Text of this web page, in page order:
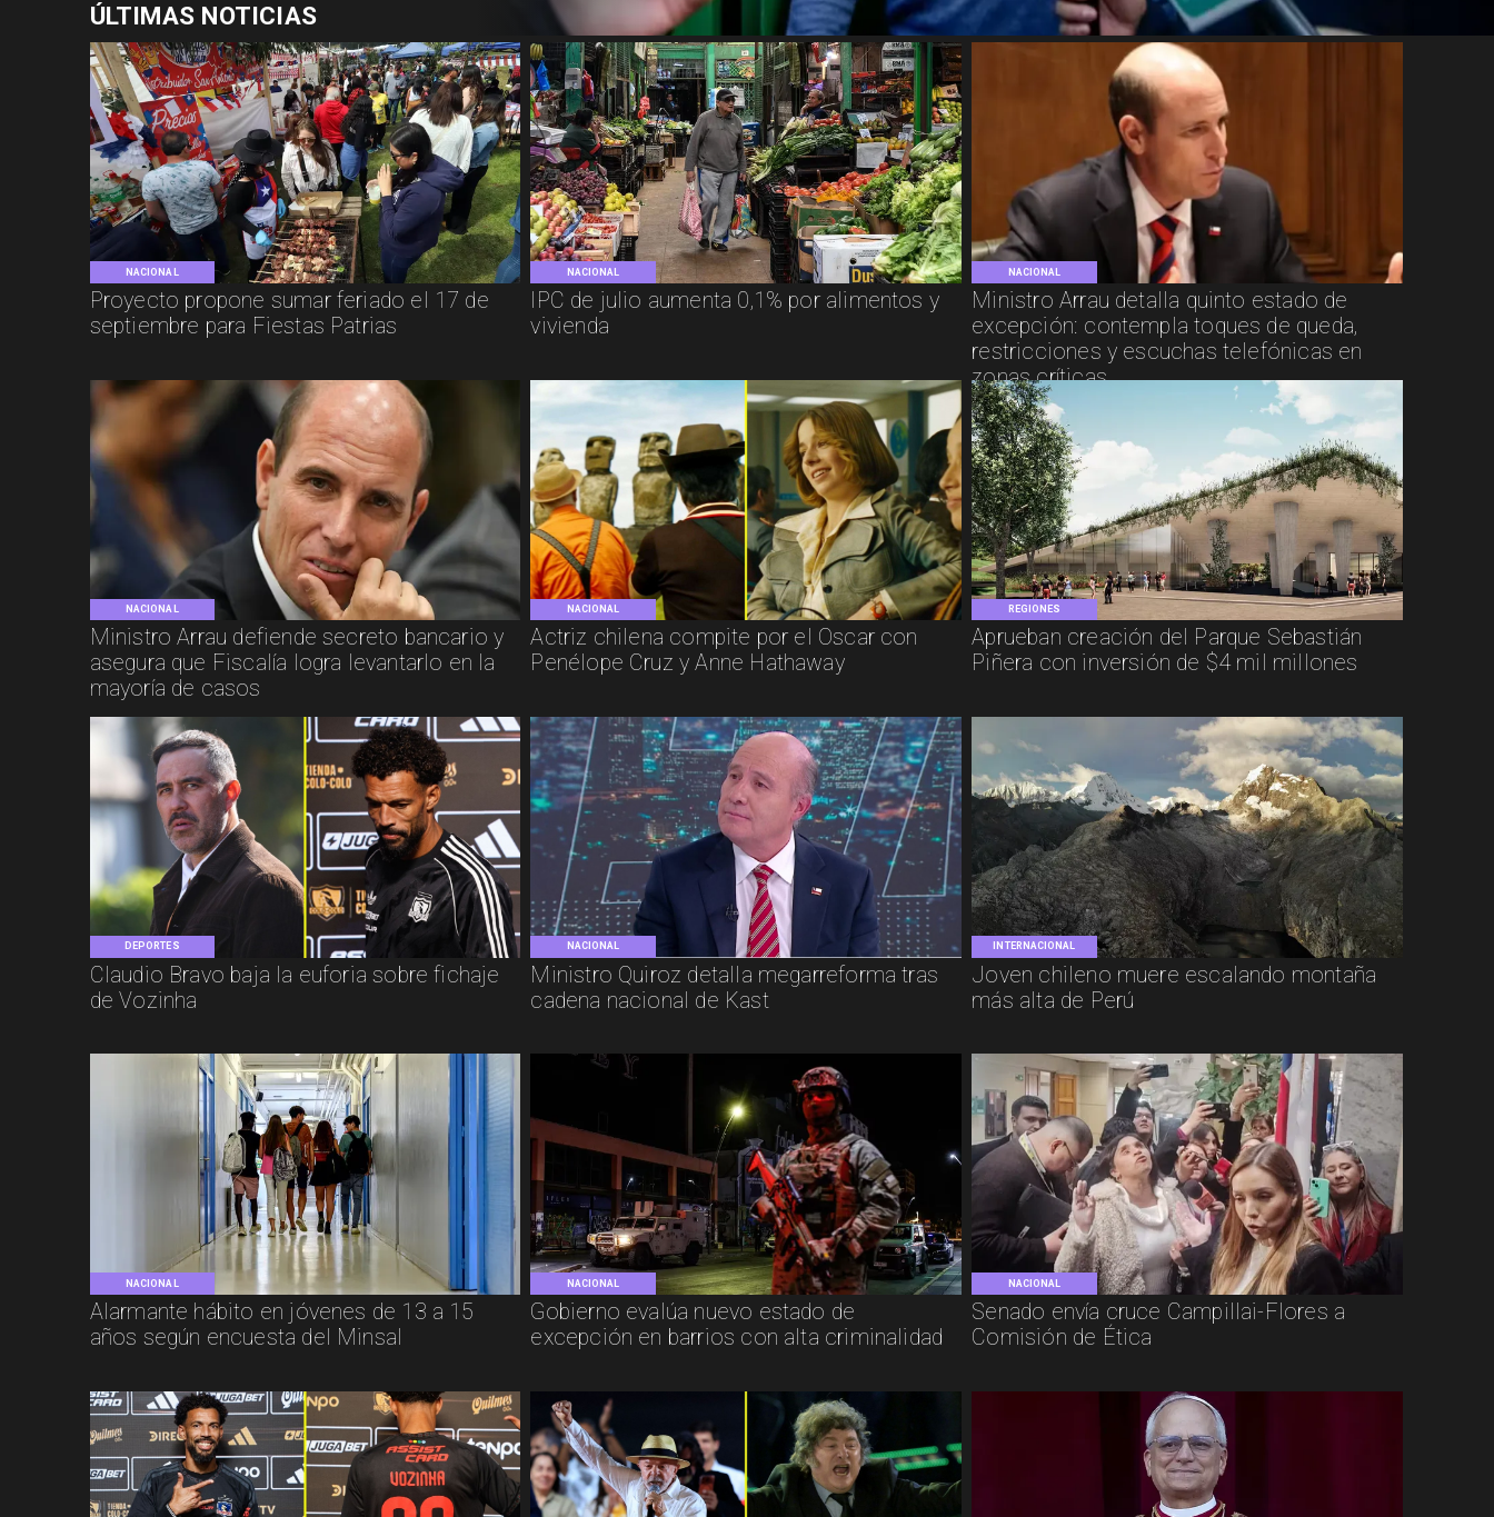
NACIONAL
Proyecto propone sumar feriado el 17 de
septiembre para Fiestas Patrias
NACIONAL
IPC de julio aumenta 0,1% por alimentos y
vivienda
NACIONAL
Ministro Arrau detalla quinto estado de
excepción: contempla toques de queda,
restricciones y escuchas telefónicas en
zonas críticas
NACIONAL
Ministro Arrau defiende secreto bancario y
asegura que Fiscalía logra levantarlo en la
mayoría de casos
NACIONAL
Actriz chilena compite por el Oscar con
Penélope Cruz y Anne Hathaway
REGIONES
Aprueban creación del Parque Sebastián
Piñera con inversión de $4 mil millones
DEPORTES
Claudio Bravo baja la euforia sobre fichaje
de Vozinha
NACIONAL
Ministro Quiroz detalla megarreforma tras
cadena nacional de Kast
INTERNACIONAL
Joven chileno muere escalando montaña
más alta de Perú
NACIONAL
Alarmante hábito en jóvenes de 13 a 15
años según encuesta del Minsal
NACIONAL
Gobierno evalúa nuevo estado de
excepción en barrios con alta criminalidad
NACIONAL
Senado envía cruce Campillai-Flores a
Comisión de Ética
ÚLTIMAS NOTICIAS